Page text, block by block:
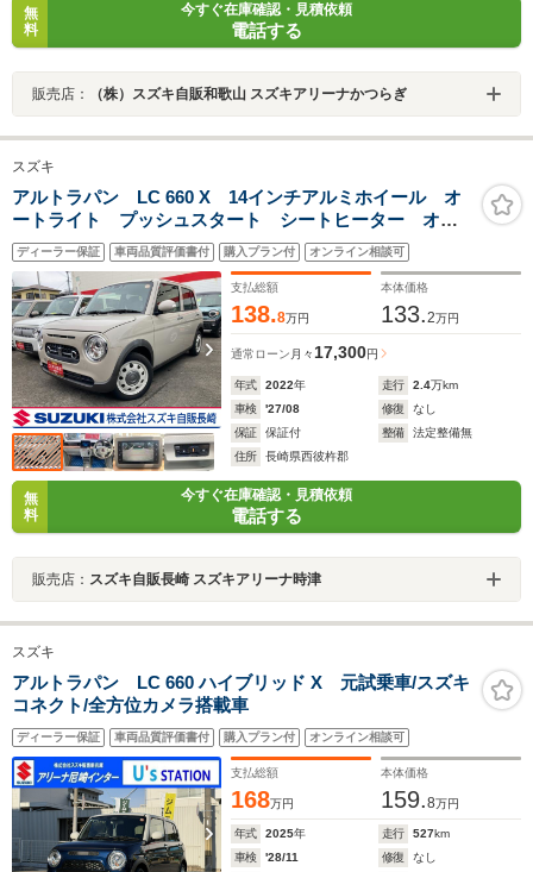
無
料
今すぐ在庫確認・見積依頼
電話する
販売店： （株）スズキ自販和歌山 スズキアリーナかつらぎ
スズキ
アルトラパン LC 660 X 14インチアルミホイール オ
ートライト プッシュスタート シートヒーター オー
トエアコン USBソケット 衝突被害軽減システム ア
イドリングストップ 横滑り防止機能 取扱説明書 メ
ンテナンスノート
ディーラー保証 車両品質評価書付 購入プラン付 オンライン相談可
支払総額
138.8万円
本体価格
133.2万円
通常ローン 月々 17,300円
年式 2022年 走行 2.4万km
車検
'27/08 修復
なし
保証
保証付 整備
法定整備無
住所
長崎県西彼杵郡
無
料
今すぐ在庫確認・見積依頼
電話する
販売店： スズキ自販長崎 スズキアリーナ時津
スズキ
アルトラパン LC 660 ハイブリッド X 元試乗車/スズキ
コネクト/全方位カメラ搭載車
ディーラー保証 車両品質評価書付 購入プラン付 オンライン相談可
支払総額
168万円
本体価格
159.8万円
年式 2025年 走行 527km
車検
'28/11 修復
なし